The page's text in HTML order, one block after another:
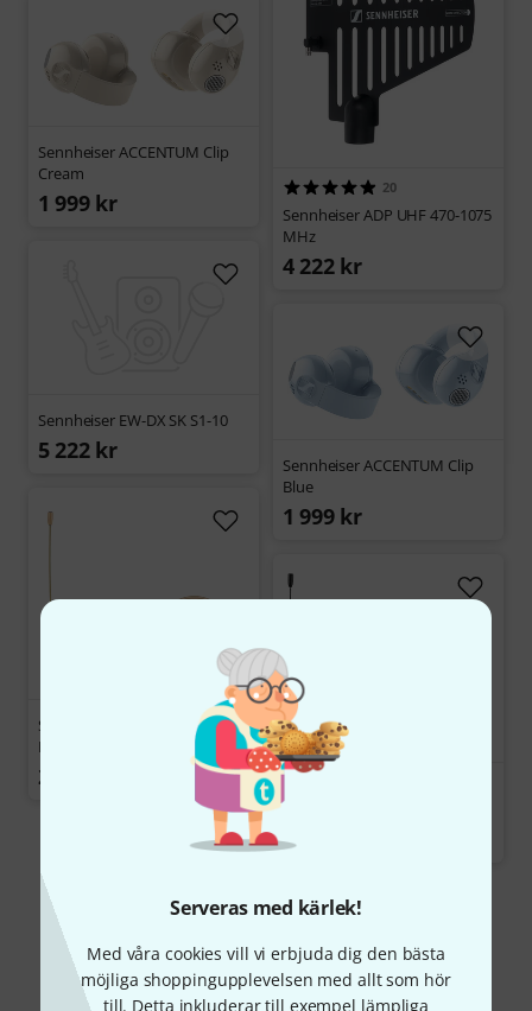
Serveras med kärlek!
Med våra cookies vill vi erbjuda dig den bästa
möjliga shoppingupplevelsen med allt som hör
till. Detta inkluderar till exempel lämpliga
Sennheiser ACCENTUM Clip
Cream
1 999 kr
20
Sennheiser ADP UHF 470-1075
MHz
4 222 kr
Sennheiser EW-DX SK S1-10
5 222 kr
Sennheiser ACCENTUM Clip
Blue
1 999 kr
Sennheiser Boom Mic HSP
Essential Be 3pin
2 199 kr
Essential Bk 3pin
2 199 kr
Visa mer